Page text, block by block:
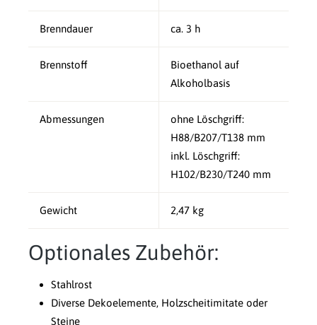
Brenndauer ca. 3 h
Brennstoff
Bioethanol auf
Alkoholbasis
Abmessungen
ohne Löschgriff:
H88/B207/T138 mm
inkl. Löschgriff:
H102/B230/T240 mm
Gewicht 2,47 kg
Optionales Zubehör:
Stahlrost
Diverse Dekoelemente, Holzscheitimitate oder
Steine